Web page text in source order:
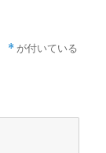
* が付いている